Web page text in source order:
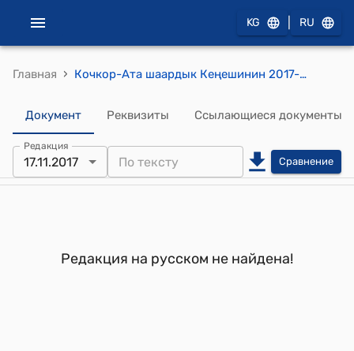
KG RU
Главная › Кочкор-Ата шаардык Кеңешинин 2017-жылдын 17-ноябрындагы №01-05/57 "Материалдык жардам көрсөтүү жөнүндө" токтому
Документ Реквизиты Ссылающиеся документы
Редакция
17.11.2017 Сравнение
Редакция на русском не найдена!